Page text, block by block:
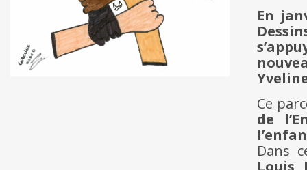
En
Ce
de
Dans
Louis